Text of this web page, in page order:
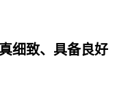
细致、具备良好